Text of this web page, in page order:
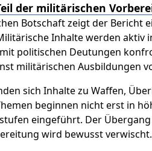
der militärischen
Botschaft zeigt der Bericht
Inhalte werden aktiv
politischen Deutungen
militärischen Ausbildungen
sich Inhalte zu Waffen,
beginnen nicht erst in
eingeführt. Der
wird bewusst verwischt.